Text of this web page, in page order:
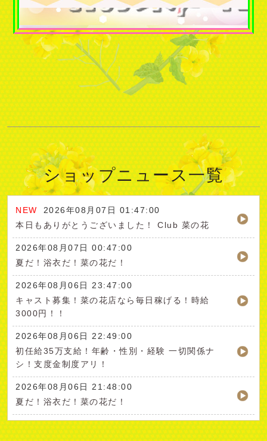
ショップニュース一覧
本日もありがとうございました！ Club 菜の花
2026年08月07日 01:47:00
夏だ！浴衣だ！菜の花だ！
2026年08月07日 00:47:00
キャスト募集！菜の花店なら毎日稼げる！時給
3000円！！
2026年08月06日 23:47:00
初任給35万支給！年齢・性別・経験 一切関係ナ
シ！支度金制度アリ！
2026年08月06日 22:49:00
夏だ！浴衣だ！菜の花だ！
2026年08月06日 21:48:00